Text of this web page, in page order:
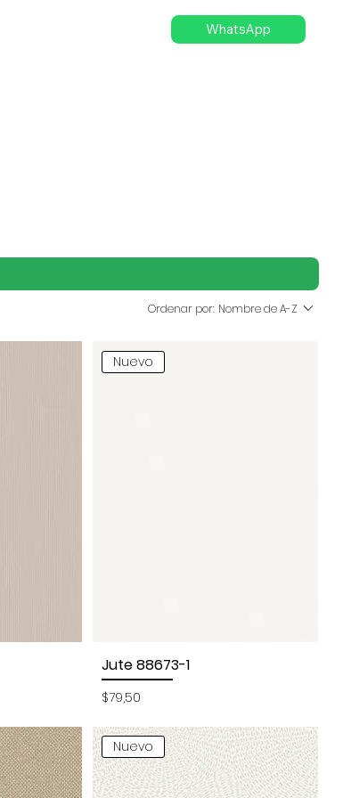
WhatsApp
Ordenar por: Nombre de A-Z
Vista rápida
Nuevo
Jute 88673-1
Precio
$79,50
Nuevo